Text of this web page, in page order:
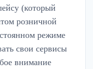
(который
розничной
режиме
свои сервисы
внимание